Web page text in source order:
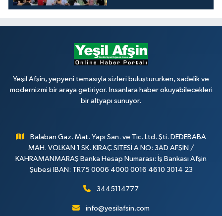
Yeşil Afşin, yepyeni temasıyla sizleri buluştururken, sadelik ve
modernizmi bir araya getiriyor. İnsanlara haber okuyabilecekleri
bir altyapı sunuyor.
Balaban Gaz. Mat. Yapı San. ve Tic. Ltd. Şti. DEDEBABA
MAH. VOLKAN 1 SK. KIRAÇ SİTESİ A NO: 3AD AFŞİN /
KAHRAMANMARAŞ Banka Hesap Numarası: İş Bankası Afşin
Şubesi IBAN: TR75 0006 4000 0016 4610 3014 23
3445114777
info@yesilafsin.com